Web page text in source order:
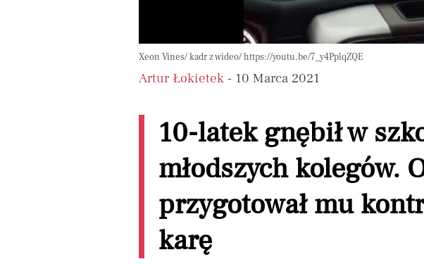
Xeon Vines/ kadr z wideo/ https://youtu.be/7_y4PplqZQE
Artur Łokietek - 10 Marca 2021
10-latek gnębił w
młodszych kolegów.
przygotował mu
karę